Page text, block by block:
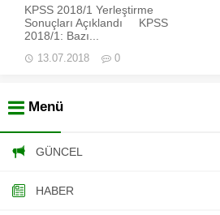
KPSS 2018/1 Yerleştirme
Sonuçları Açıklandı KPSS
2018/1: Bazı...
13.07.2018 0
Menü
GÜNCEL
HABER